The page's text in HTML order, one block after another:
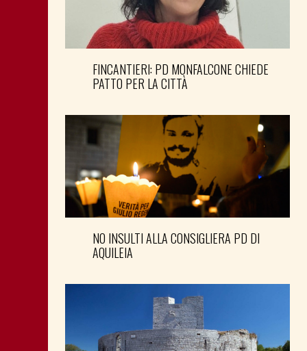
FINCANTIERI: PD MONFALCONE CHIEDE
PATTO PER LA CITTÀ
NO INSULTI ALLA CONSIGLIERA PD DI
AQUILEIA